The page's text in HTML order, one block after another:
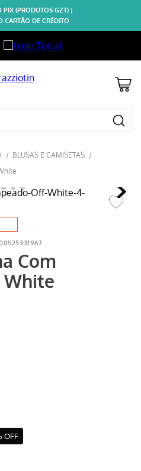
PIX (PRODUTOS GZT) |
CARTÃO DE CRÉDITO
BLUSAS E CAMISETAS
Com
White
OFF